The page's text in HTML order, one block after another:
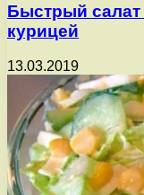
Быстрый салат
курицей
13.03.2019